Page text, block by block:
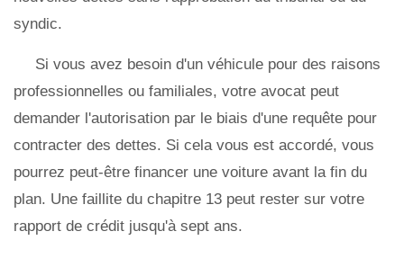
syndic.
Si vous avez besoin d'un véhicule pour des raisons
professionnelles ou familiales, votre avocat peut
demander l'autorisation par le biais d'une requête pour
contracter des dettes. Si cela vous est accordé, vous
pourrez peut-être financer une voiture avant la fin du
plan. Une faillite du chapitre 13 peut rester sur votre
rapport de crédit jusqu'à sept ans.